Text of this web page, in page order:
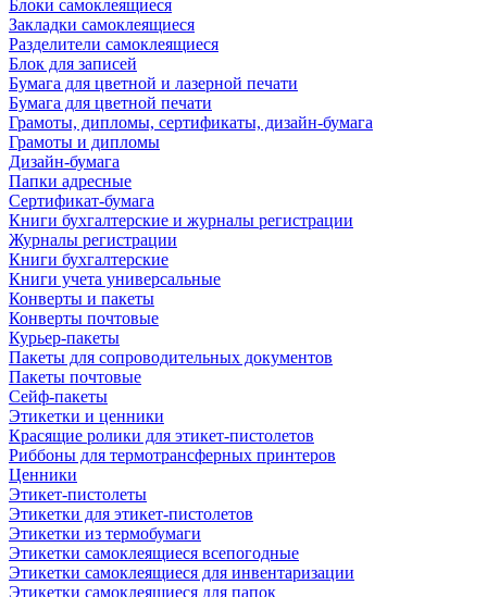
Блоки самоклеящиеся
Закладки самоклеящиеся
Разделители самоклеящиеся
Блок для записей
Бумага для цветной и лазерной печати
Бумага для цветной печати
Грамоты, дипломы, сертификаты, дизайн-бумага
Грамоты и дипломы
Дизайн-бумага
Папки адресные
Сертификат-бумага
Книги бухгалтерские и журналы регистрации
Журналы регистрации
Книги бухгалтерские
Книги учета универсальные
Конверты и пакеты
Конверты почтовые
Курьер-пакеты
Пакеты для сопроводительных документов
Пакеты почтовые
Сейф-пакеты
Этикетки и ценники
Красящие ролики для этикет-пистолетов
Риббоны для термотрансферных принтеров
Ценники
Этикет-пистолеты
Этикетки для этикет-пистолетов
Этикетки из термобумаги
Этикетки самоклеящиеся всепогодные
Этикетки самоклеящиеся для инвентаризации
Этикетки самоклеящиеся для папок